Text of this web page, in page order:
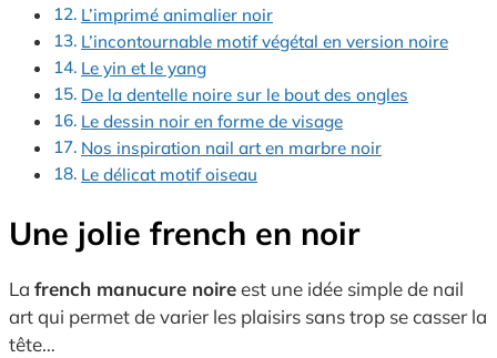
L’imprimé animalier noir
L’incontournable motif végétal en version noire
Le yin et le yang
De la dentelle noire sur le bout des ongles
Le dessin noir en forme de visage
Nos inspiration nail art en marbre noir
Le délicat motif oiseau
Une jolie french en noir
La french manucure noireest une idée simple de nail
art qui permet de varier les plaisirs sans trop se casser la
tête…